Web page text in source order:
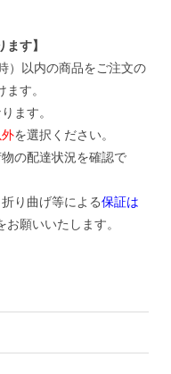
す】
）以内の商品をご注文の
す。
ます。
を選択ください。
の配達状況を確認で
り曲げ等による保証は
願いいたします。